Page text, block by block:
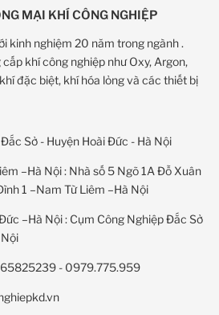
MẠI KHÍ CÔNG NGHIỆP
kinh nghiệm 20 năm trong ngành .
khí công nghiệp như Oxy, Argon,
đặc biệt, khí hóa lỏng và các thiết bị
Sở - Huyện Hoài Đức - Hà Nội
–Hà Nội : Nhà số 5 Ngõ 1A Đỗ Xuân
1 –Nam Từ Liêm –Hà Nội
–Hà Nội : Cụm Công Nghiệp Đắc Sở
- 0979.775.959